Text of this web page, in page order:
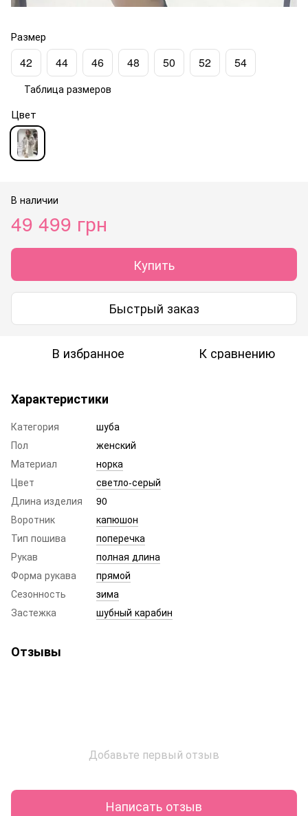
Размер
42 44 46 48 50 52 54
Таблица размеров
Цвет
В наличии
49 499 грн
Купить
Быстрый заказ
В избранное К сравнению
Характеристики
Категория
шуба
Пол
женский
Материал
норка
Цвет
светло-серый
Длина изделия
90
Воротник
капюшон
Тип пошива
поперечка
Рукав
полная длина
Форма рукава
прямой
Сезонность
зима
Застежка
шубный карабин
Отзывы
Добавьте первый отзыв
Написать отзыв